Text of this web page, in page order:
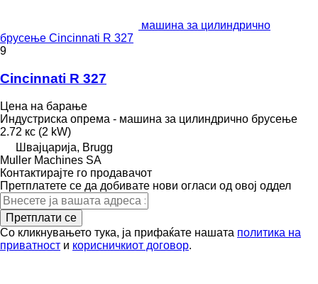
машина за цилиндрично
брусење Cincinnati R 327
9
Cincinnati R 327
Цена на барање
Индустриска опрема - машина за цилиндрично брусење
2.72 кс (2 kW)
Швајцарија, Brugg
Muller Machines SA
Контактирајте го продавачот
Претплатете се да добивате нови огласи од овој оддел
Претплати се
Со кликнувањето тука, ја прифаќате нашата политика на
приватност и корисничкиот договор.